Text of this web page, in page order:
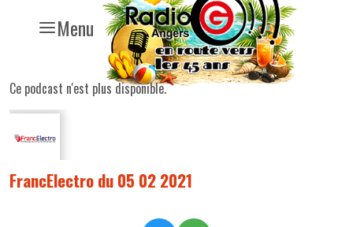
Menu
Ce podcast n'est plus disponible.
FrancElectro du 05 02 2021